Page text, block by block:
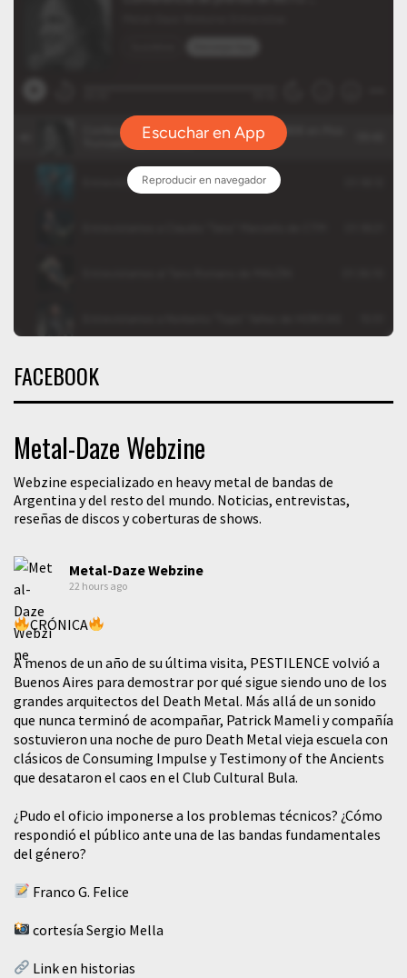
FACEBOOK
Metal-Daze Webzine
Webzine especializado en heavy metal de bandas de
Argentina y del resto del mundo. Noticias, entrevistas,
reseñas de discos y coberturas de shows.
Metal-Daze Webzine
22 hours ago
CRÓNICA
A menos de un año de su última visita, PESTILENCE volvió a
Buenos Aires para demostrar por qué sigue siendo uno de los
grandes arquitectos del Death Metal. Más allá de un sonido
que nunca terminó de acompañar, Patrick Mameli y compañía
sostuvieron una noche de puro Death Metal vieja escuela con
clásicos de Consuming Impulse y Testimony of the Ancients
que desataron el caos en el Club Cultural Bula.
¿Pudo el oficio imponerse a los problemas técnicos? ¿Cómo
respondió el público ante una de las bandas fundamentales
del género?
Franco G. Felice
cortesía Sergio Mella
Link en historias